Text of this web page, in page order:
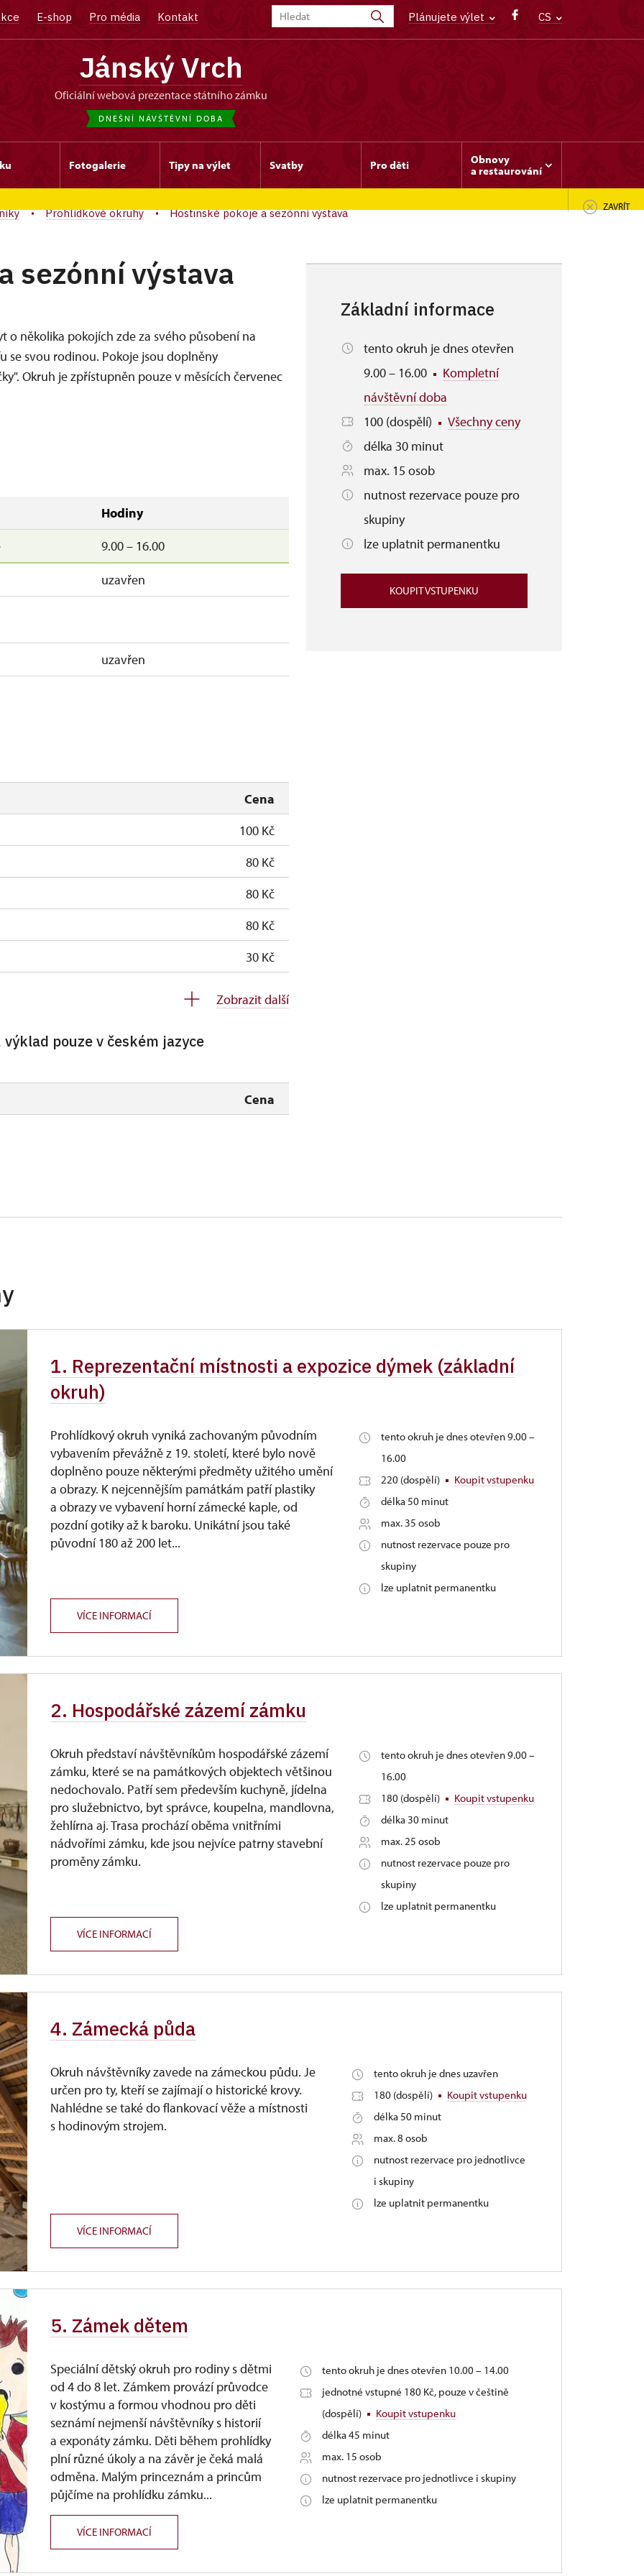
E-shop Pro média Kontakt Plánujete výlet CS
Jánský Vrch
oficiální webová prezentace státního zámku
DNEŠNÍ NÁVŠTĚVNÍ DOBA
Fotogalerie Tipy na výlet Svatby Pro děti
Obnovy
a restaurování
ZAVŘÍT
Prohlídkové okruhy Hostinské pokoje a sezónní výstava
sezónní výstava
o několika pokojích zde za svého působení na
se svou rodinou. Pokoje jsou doplněny
Okruh je zpřístupněn pouze v měsících červenec
Hodiny
9.00 – 16.00
uzavřen
uzavřen
Cena
100 Kč
80 Kč
80 Kč
80 Kč
30 Kč
na 10 dětí)
celou skupinu min. 15 osob)
zdarma
neposkytuje se
Zobrazit další
pouze v českém jazyce
Cena
Základní informace
tento okruh je dnes otevřen
9.00 – 16.00
Kompletní
návštěvní doba
100 (dospělí)
Všechny ceny
délka 30 minut
max. 15 osob
nutnost rezervace pouze pro
skupiny
lze uplatnit permanentku
KOUPIT VSTUPENKU
1. Reprezentační místnosti a expozice dýmek (základní
okruh)
Prohlídkový okruh vyniká zachovaným původním
vybavením převážně z 19. století, které bylo nově
doplněno pouze některými předměty užitého umění
a obrazy. K nejcennějším památkám patří plastiky
a obrazy ve vybavení horní zámecké kaple, od
pozdní gotiky až k baroku. Unikátní jsou také
původní 180 až 200 let...
tento okruh je dnes otevřen 9.00 –
16.00
220 (dospělí)
Koupit vstupenku
délka 50 minut
max. 35 osob
nutnost rezervace pouze pro
skupiny
lze uplatnit permanentku
VÍCE INFORMACÍ
2. Hospodářské zázemí zámku
Okruh představí návštěvníkům hospodářské zázemí
zámku, které se na památkových objektech většinou
nedochovalo. Patří sem především kuchyně, jídelna
pro služebnictvo, byt správce, koupelna, mandlovna,
žehlírna aj. Trasa prochází oběma vnitřními
nádvořími zámku, kde jsou nejvíce patrny stavební
proměny zámku.
tento okruh je dnes otevřen 9.00 –
16.00
180 (dospělí)
Koupit vstupenku
délka 30 minut
max. 25 osob
nutnost rezervace pouze pro
skupiny
lze uplatnit permanentku
VÍCE INFORMACÍ
4. Zámecká půda
Okruh návštěvníky zavede na zámeckou půdu. Je
určen pro ty, kteří se zajímají o historické krovy.
Nahlédne se také do flankovací věže a místnosti
s hodinovým strojem.
tento okruh je dnes uzavřen
180 (dospělí)
Koupit vstupenku
délka 50 minut
max. 8 osob
nutnost rezervace pro jednotlivce
i skupiny
lze uplatnit permanentku
VÍCE INFORMACÍ
5. Zámek dětem
Speciální dětský okruh pro rodiny s dětmi
od 4 do 8 let. Zámkem provází průvodce
v kostýmu a formou vhodnou pro děti
seznámí nejmenší návštěvníky s historií
a exponáty zámku. Děti během prohlídky
plní různé úkoly a na závěr je čeká malá
odměna. Malým princeznám a princům
půjčíme na prohlídku zámku...
tento okruh je dnes otevřen 10.00 – 14.00
jednotné vstupné 180 Kč, pouze v češtině
(dospělí)
Koupit vstupenku
délka 45 minut
max. 15 osob
nutnost rezervace pro jednotlivce i skupiny
lze uplatnit permanentku
VÍCE INFORMACÍ